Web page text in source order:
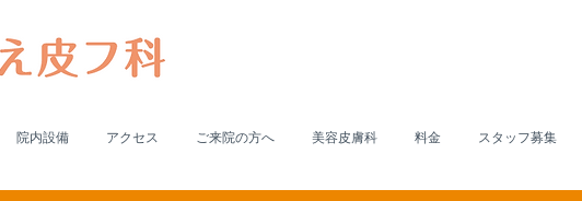
院内設備 アクセス ご来院の方へ 美容皮膚科 料金 スタッフ募集